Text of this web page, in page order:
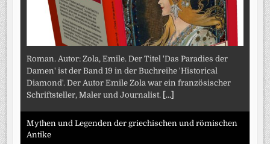
Roman. Autor: Zola, Emile. Der Titel 'Das Paradies der
Damen' ist der Band 19 in der Buchreihe 'Historical
Diamond'. Der Autor Emile Zola war ein französischer
Schriftsteller, Maler und Journalist. [...]
Mythen und Legenden der griechischen und römischen
Antike